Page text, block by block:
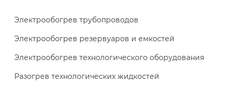
Электрообогрев трубопроводов
Электрообогрев резервуаров и емкостей
Электрообогрев технологического оборудования
Разогрев технологических жидкостей